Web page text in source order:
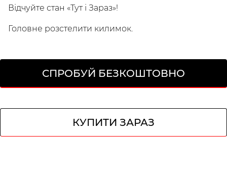
Відчуйте стан «Тут і Зараз»!
Головне розстелити килимок.
СПРОБУЙ БЕЗКОШТОВНО
КУПИТИ ЗАРАЗ